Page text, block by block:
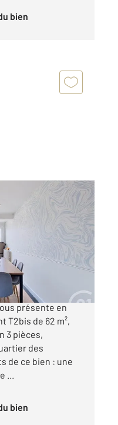
bien
PRUNIER
présente en
T2bis de 62 m²,
3 pièces,
des
de ce bien : une
...
bien